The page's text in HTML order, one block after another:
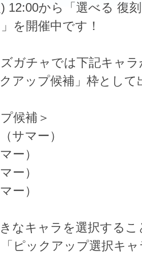
12:00から「選べる 復
を開催中です！
ガチャでは下記キャ
アップ候補」枠として
候補＞
サマー）
ー）
ー）
ー）
なキャラを選択するこ
ピックアップ選択キ